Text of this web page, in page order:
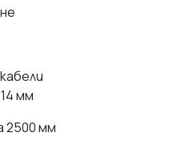
мм
2500 мм